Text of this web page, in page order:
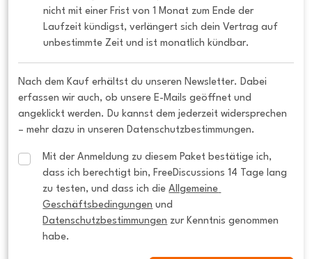
nicht mit einer Frist von 1 Monat zum Ende der
Laufzeit kündigst, verlängert sich dein Vertrag auf
unbestimmte Zeit und ist monatlich kündbar.
Nach dem Kauf erhältst du unseren Newsletter. Dabei
erfassen wir auch, ob unsere E-Mails geöffnet und
angeklickt werden. Du kannst dem jederzeit widersprechen
– mehr dazu in unseren Datenschutzbestimmungen.
Mit der Anmeldung zu diesem Paket bestätige ich,
dass ich berechtigt bin, FreeDiscussions 14 Tage lang
zu testen, und dass ich die Allgemeine
Geschäftsbedingungen
Datenschutzbestimmungen zur Kenntnis genommen
habe.